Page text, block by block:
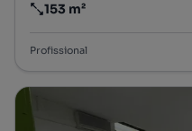
Preço por metro quadrado
153 m²
Profissional